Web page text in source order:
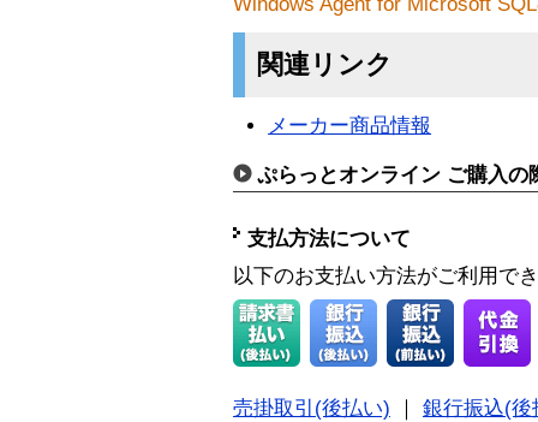
関連リンク
メーカー商品情報
ぷらっとオンライン ご購入の
支払方法について
以下のお支払い方法がご利用で
売掛取引(後払い)
銀行振込(後